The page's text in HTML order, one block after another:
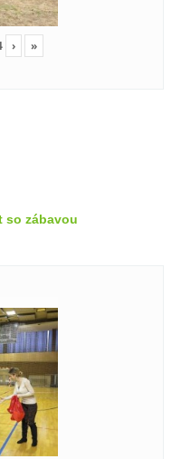
› »
so zábavou